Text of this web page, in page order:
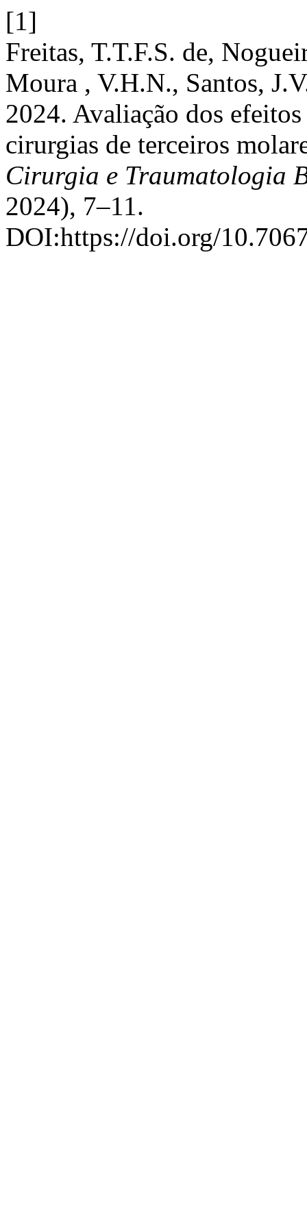
[1]
Freitas, T.T.F.S. de,
Moura , V.H.N., Santos,
2024. Avaliação dos
cirurgias de terceiros
Cirurgia e Traumatologia
2024), 7–11.
DOI:https://doi.org/